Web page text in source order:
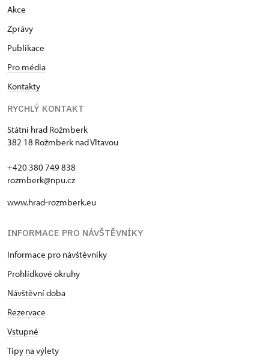
Akce
Zprávy
Publikace
Pro média
Kontakty
RYCHLÝ KONTAKT
Státní hrad Rožmberk
382 18 Rožmberk nad Vltavou
+420 380 749 838
rozmberk@npu.cz
www.hrad-rozmberk.eu
INFORMACE PRO NÁVŠTĚVNÍKY
Informace pro návštěvníky
Prohlídkové okruhy
Návštěvní doba
Rezervace
Vstupné
Tipy na výlety